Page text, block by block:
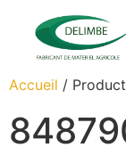
Accueil /